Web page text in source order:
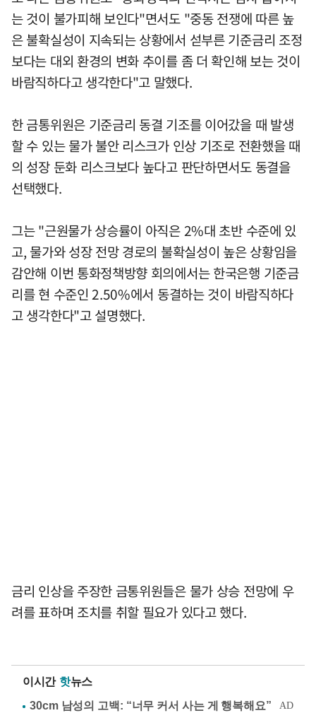
는 것이 불가피해 보인다"면서도 "중동 전쟁에 따른 높
은 불확실성이 지속되는 상황에서 섣부른 기준금리 조정
보다는 대외 환경의 변화 추이를 좀 더 확인해 보는 것이
바람직하다고 생각한다"고 말했다.
한 금통위원은 기준금리 동결 기조를 이어갔을 때 발생
할 수 있는 물가 불안 리스크가 인상 기조로 전환했을 때
의 성장 둔화 리스크보다 높다고 판단하면서도 동결을
선택했다.
그는 "근원물가 상승률이 아직은 2%대 초반 수준에 있
고, 물가와 성장 전망 경로의 불확실성이 높은 상황임을
감안해 이번 통화정책방향 회의에서는 한국은행 기준금
리를 현 수준인 2.50%에서 동결하는 것이 바람직하다
고 생각한다"고 설명했다.
금리 인상을 주장한 금통위원들은 물가 상승 전망에 우
려를 표하며 조치를 취할 필요가 있다고 했다.
이시간 핫뉴스